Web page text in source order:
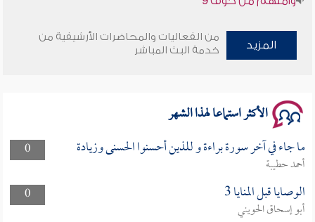
المزيد
من الفعاليات والمحاضرات الأرشيفية من
خدمة البث المباشر
الأكثر استماعا لهذا الشهر
0 ما جاء في آخر سورة براءة و للذين أحسنوا الحسنى وزيادة
أحمد حطيبة
0
الوصايا قبل المنايا 3
أبو إسحاق الحويني